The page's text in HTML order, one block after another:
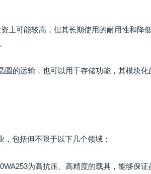
上可能较高，但其长期使用的耐用性和降
的运输，也可以用于存储功能，其模块
包括但不限于以下几个领域：
为高抗压、高精度的载具，能够保证